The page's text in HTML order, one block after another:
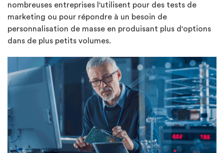
nombreuses entreprises l'utilisent pour des tests de
marketing ou pour répondre à un besoin de
personnalisation de masse en produisant plus d'options
dans de plus petits volumes.